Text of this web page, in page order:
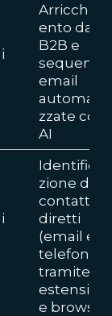
Arricchim
ento dati
B2B e
sequenze
email
automati
zzate con
AI
Identifica
zione di
contatti
diretti
(email e
telefoni)
tramite
estension
e browser